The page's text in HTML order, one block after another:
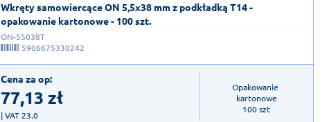
Wkręty samowiercące ON 5,5x38 mm z podkładką T14 -
opakowanie kartonowe - 100 szt.
ON-55038T
5906675330242
Cena za op:
77,13 zł
| VAT 23.0
Opakowanie
kartonowe
100 szt